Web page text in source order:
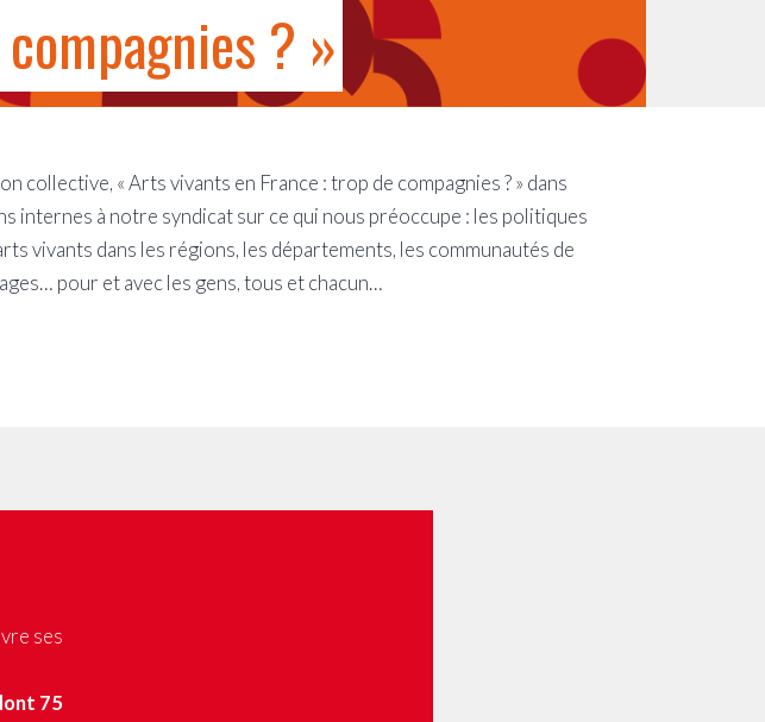
? »
collective, « Arts vivants en France : trop de compagnies ? » dans
internes à notre syndicat sur ce qui nous préoccupe : les politiques
vivants dans les régions, les départements, les communautés de
pour et avec les gens, tous et chacun…
ses
75